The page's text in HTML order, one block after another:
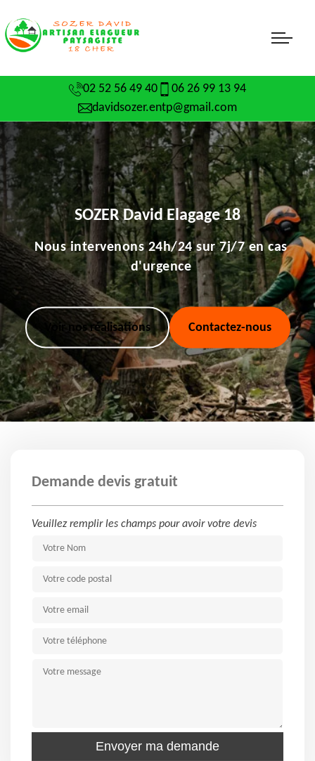
02 52 56 49 40
06 26 99 13 94
davidsozer.entp@gmail.com
SOZER David Elagage 18
Nous intervenons 24h/24 sur 7j/7 en cas
d'urgence
Voir nos réalisations Contactez-nous
Demande devis gratuit
Veuillez remplir les champs pour avoir votre devis